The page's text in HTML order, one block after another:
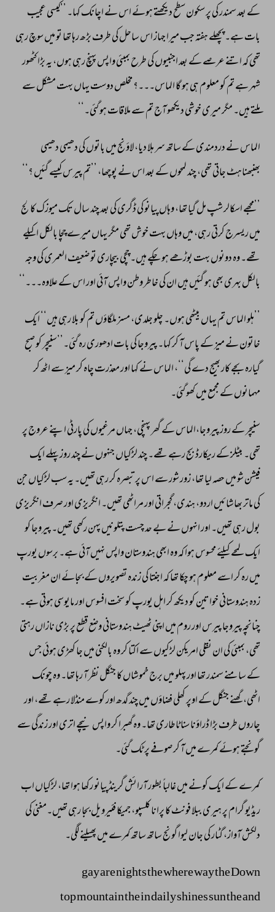
کے بعد سمندر کی پر سکون سطح دیکھتے ہوئے اس نے اچانک کہا۔ ’’کیسی عجیب
بات ہے۔ پچھلے ہفتہ جب میرا جہاز اس ساحل کی طرف بڑھ رہا تھا تو میں سوچ رہی
تھی کہ اتنے عرصے کے بعد اجنبیوں کی طرح بمبئی واپس پہنچ رہی ہوں، یہ بڑا کٹھور
شہر ہے تم کو معلوم ہی ہو گا الماس۔۔۔؟ مخلص دوست یہاں بہت مشکل سے
ملتے ہیں۔ مگر میری خوشی دیکھو آج تم سے ملاقات ہو گئی۔‘‘
الماس نے دردمندی کے ساتھ سر ہلا دیا، لاؤنج میں باتوں کی دھیمی دھیمی
بھنبھناہٹ جاتی تھی، چند لمحوں کے بعد اس نے پوچھا، ’’تم پیرس کیسے گئیں ؟‘‘
’’مجھے اسکالر شپ مل گیا تھا، وہاں پیانو کی ڈگری کی بعد چند سال تک میوزک کالج
میں ریسرج کرتی رہی، میں وہاں بہت خوش تھی مگر یہاں میرے چچا بالکل اکیلے
تھے۔ وہ دونوں بہت بوڑھے ہو چکے ہیں۔ چچی بیچاری تو ضعیف العمری کی وجہ
بالکل بہری بھی ہو گئیں ہیں ان کی خاطر وطن واپس آئی اور اس کے علاوہ۔۔۔‘‘
’’ہلو الماس تم یہاں بیٹھی ہوں۔ چلو جلدی، مسز ملگاؤں تم کو بلا رہی ہیں‘‘ ایک
خاتون نے میز کے پاس آ کر کہا۔ پیروجا کی بات ادھوری رہ گئی۔’’سنیچر کو صبح
گیارہ بجے کار بھیج دے گی‘‘، الماس نے کہا اور معذرت چاہ کر میز سے اٹھ کر
مہمانوں کے مجمع میں کھو گئی۔
سنیچر کے روز پیروجا،الماس کے گھر پہنچی، جہاں مرغیوں کی پارٹی اپنے عروج پر
تھی۔ بیٹلز کے ریکارڈ بج رہے تھے۔ چند لڑکیاں جنہوں نے چند روز پہلے ایک
فیشن شو میں حصہ لیا تھا، زور شور سے اس پر تبصرہ کر رہی تھیں۔ یہ سب لڑکیاں جن
کی ماتر بھاشائیں اردو، ہندی، گجراتی اور مراٹھی تھیں۔ انگریزی اور صرف انگریزی
بول رہی تھیں۔ اور انہوں نے بے حد چست پتلونیں پہن رکھی تھیں۔ پیروجا کو
ایک لمحے کیلئے محسوس ہوا کہ وہ ابھی ہندوستان واپس نہیں آئی ہے۔ برسوں یورپ
میں رہ کر اسے معلوم ہو چکا تھا کہ اجنتا کی زندہ تصویروں کے بجائے ان مغربیت
زدہ ہندوستانی خواتین کو دیکھ کر اہل یورپ کو سخت افسوس اور مایوسی ہوتی ہے۔
چنانچہ پیروجا پیرس اور روم میں اپنی ٹھیٹ ہندوستانی وضع قطع پر بڑی نازاں رہتی
تھی، بمبئی کی ان نقلی امریکن لڑکیوں سے اکتا کر وہ بالکنی میں جا کھڑی ہوئی جس
کے سامنے سمندر تھا اور پہلو میں برج خموشاں کا جنگل نظر آ رہا تھا۔ وہ چونک
اٹھی، گھنے جنگل کے اوپر کھلی فضاؤں میں چند گدھ اور کوے منڈلا رہے تھے، اور
چاروں طرف بڑا ڈراؤنا سناٹا طاری تھا۔ وہ گھبرا کر واپس نیچے اتری اور زندگی سے
گونجتے ہوئے کمرے میں آ کر صوفے پر ٹک گئی۔
کمرے کے ایک کونے میں غالباً بطور آرائش گرینڈ پیانو رکھا ہوا تھا، لڑکیاں اب
ریڈیو گرام پر ہیری ببلا فونٹ کا پرانا کلسپو، جمیکا فئیرویل بجا رہی تھیں۔مغنی کی
دلکش آواز، گٹار کی جان لیوا گونج ساتھ ساتھ کمرے میں پھیلنے لگی۔
Down
the
way
where
the
nights
are
gay
and
the
sun
shines
daily
in
the
mountain
top